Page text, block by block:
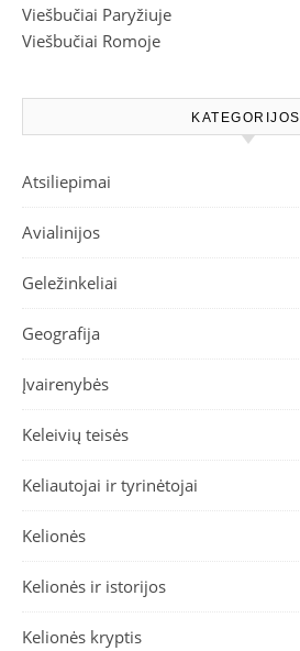
Viešbučiai Paryžiuje
Viešbučiai Romoje
KATEGORIJOS
Atsiliepimai
Avialinijos
Geležinkeliai
Geografija
Įvairenybės
Keleivių teisės
Keliautojai ir tyrinėtojai
Kelionės
Kelionės ir istorijos
Kelionės kryptis